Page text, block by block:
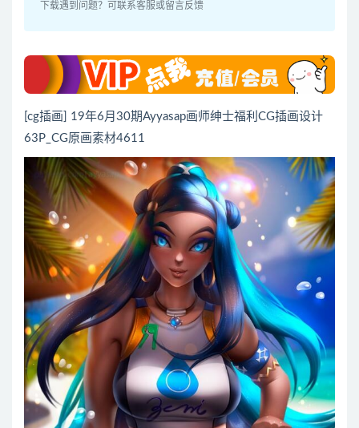
下载遇到问题？可联系客服或留言反馈
[cg插画] 19年6月30期Ayyasap画师绅士福利CG插画设计
63P_CG原画素材4611